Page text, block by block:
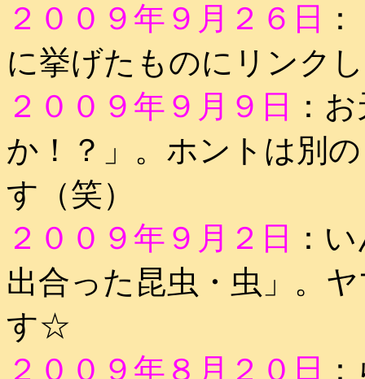
２００９年９月２６日
に挙げたものにリンク
２００９年９月９日
：
か！？」。ホントは別
す（笑）
２００９年９月２日
：
出合った昆虫・虫」。
す☆
２００９年８月２０日